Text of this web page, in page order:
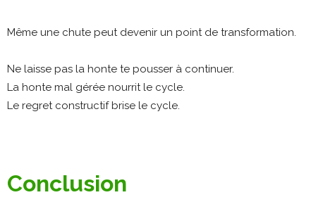
Même une chute peut devenir un point de transformation.
Ne laisse pas la honte te pousser à continuer.
La honte mal gérée nourrit le cycle.
Le regret constructif brise le cycle.
Conclusion